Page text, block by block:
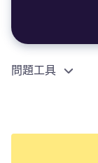
問題工具